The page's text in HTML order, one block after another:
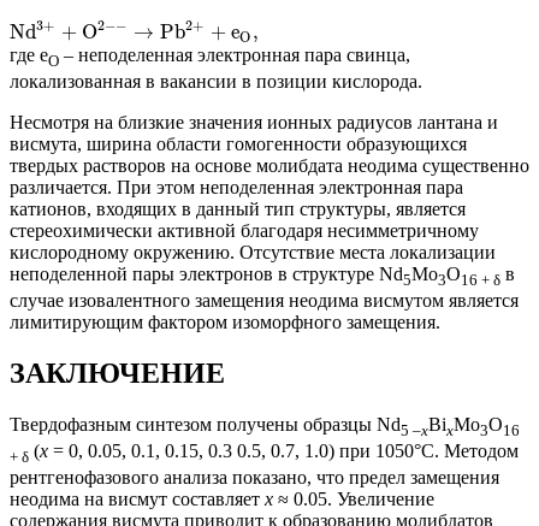
Nd3+ + O2−− → Pb2+ + eO ,
где eO – неподеленная электронная пара свинца,
локализованная в вакансии в позиции кислорода.
Несмотря на близкие значения ионных радиусов лантана и
висмута, ширина области гомогенности образующихся
твердых растворов на основе молибдата неодима существенно
различается. При этом неподеленная электронная пара
катионов, входящих в данный тип структуры, является
стереохимически активной благодаря несимметричному
кислородному окружению. Отсутствие места локализации
неподеленной пары электронов в структуре Nd5Mo3O16 + δ в
случае изовалентного замещения неодима висмутом является
лимитирующим фактором изоморфного замещения.
ЗАКЛЮЧЕНИЕ
Твердофазным синтезом получены образцы Nd5 –xBixMo3O16
+ δ (x = 0, 0.05, 0.1, 0.15, 0.3 0.5, 0.7, 1.0) при 1050°С. Методом
рентгенофазового анализа показано, что предел замещения
неодима на висмут составляет х ≈ 0.05. Увеличение
содержания висмута приводит к образованию молибдатов